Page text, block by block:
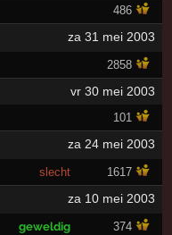
486
za 31 mei 2003
2858
vr 30 mei 2003
101
za 24 mei 2003
slecht 1617
za 10 mei 2003
geweldig 374